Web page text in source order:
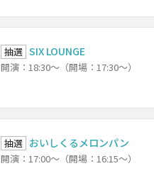
抽選 SIX LOUNGE
開演：18:30～（開場：17:30～）
抽選 おいしくるメロンパン
開演：17:00～（開場：16:15～）